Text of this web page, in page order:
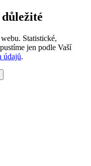
Statistické,
jen podle Vaší
údajů.